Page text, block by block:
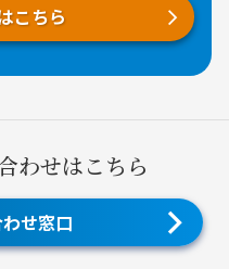
こちら
わせはこちら
せ窓口